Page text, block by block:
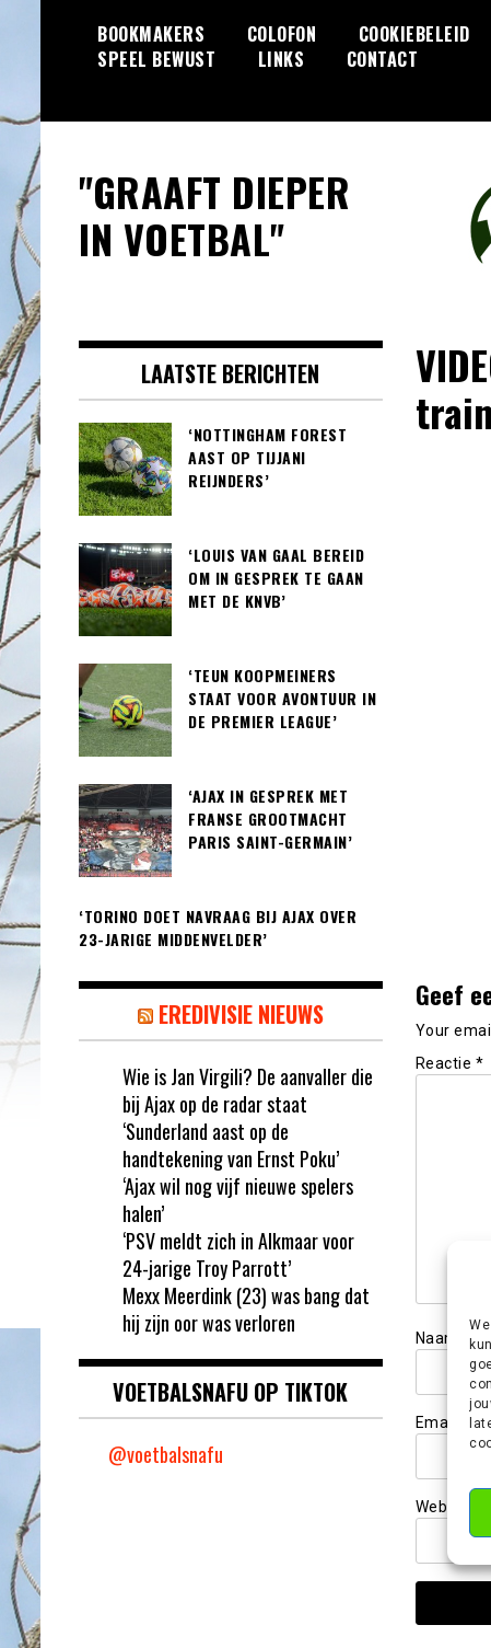
BOOKMAKERS COLOFON COOKIEBELEID
SPEEL BEWUST
LINKS CONTACT
"GRAAFT DIEPER
IN VOETBAL"
Geef
Your
Reactie *
Naam *
Email
Website
LAATSTE BERICHTEN
‘NOTTINGHAM FOREST
AAST OP TIJJANI
REIJNDERS’
‘LOUIS VAN GAAL BEREID
OM IN GESPREK TE GAAN
MET DE KNVB’
‘TEUN KOOPMEINERS
STAAT VOOR AVONTUUR IN
DE PREMIER LEAGUE’
‘AJAX IN GESPREK MET
FRANSE GROOTMACHT
PARIS SAINT-GERMAIN’
‘TORINO DOET NAVRAAG BIJ AJAX OVER
23-JARIGE MIDDENVELDER’
EREDIVISIE NIEUWS
Wie is Jan Virgili? De aanvaller die
bij Ajax op de radar staat
‘Sunderland aast op de
handtekening van Ernst Poku’
‘Ajax wil nog vijf nieuwe spelers
halen’
‘PSV meldt zich in Alkmaar voor
24-jarige Troy Parrott’
Mexx Meerdink (23) was bang dat
hij zijn oor was verloren
VOETBALSNAFU OP TIKTOK
@voetbalsnafu